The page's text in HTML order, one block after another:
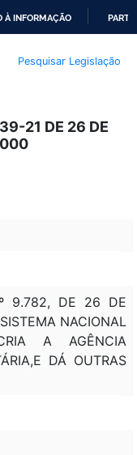
À INFORMAÇÃO
Pesquisar Legislação
21 DE 26 DE
9.782, DE 26 DE
NACIONAL
A AGÊNCIA
DÁ OUTRAS